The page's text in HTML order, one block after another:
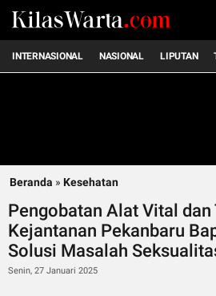
INTERNASIONAL NASIONAL LIPUTAN
Beranda » Kesehatan
Pengobatan Alat Vital dan
Kejantanan Pekanbaru
Solusi Masalah
Senin, 27 Januari 2025